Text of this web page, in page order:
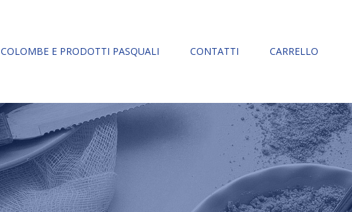
COLOMBE E PRODOTTI PASQUALI CONTATTI CARRELLO